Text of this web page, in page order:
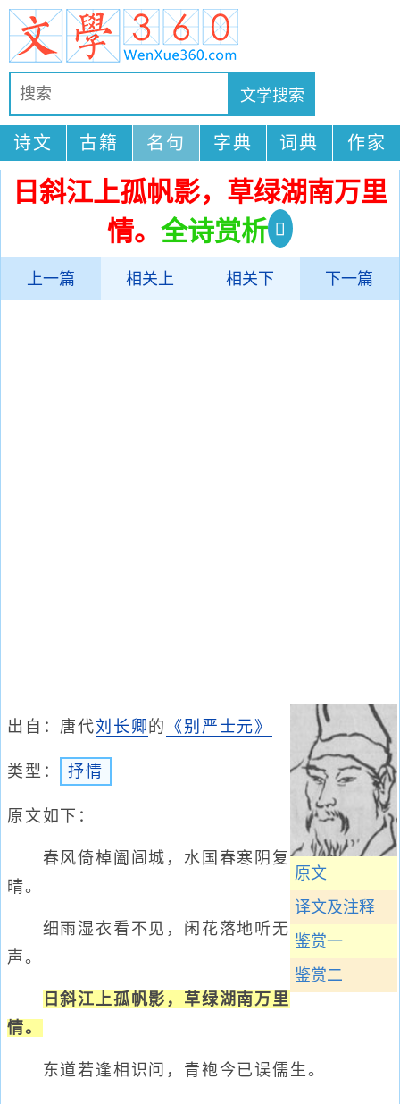
诗文 古籍 名句 字典 词典 作家
日斜江上孤帆影，草绿湖南万里
情。 全诗赏析
上一篇 相关上 相关下 下一篇
原文
译文及注释
鉴赏一
鉴赏二
出自：唐代刘长卿 的 《别严士元》
类型： 抒情
原文如下：
春风倚棹阖闾城，水国春寒阴复
晴。
细雨湿衣看不见，闲花落地听无
声。
日斜江上孤帆影，草绿湖南万里
情。
东道若逢相识问，青袍今已误儒生。